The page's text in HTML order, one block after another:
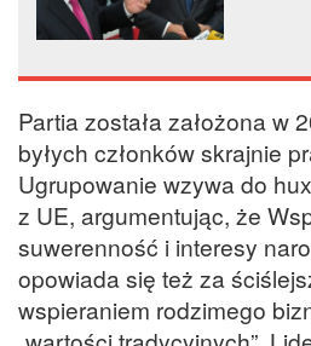
Partia została założona w
byłych członków skrajnie
Ugrupowanie wzywa do
z UE, argumentując, że
suwerenność i interesy
opowiada się też za
wspieraniem rodzimego